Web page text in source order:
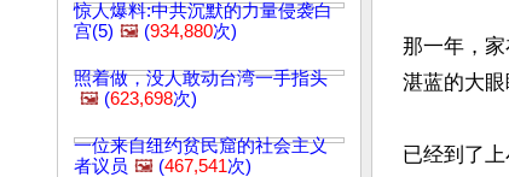
惊人爆料:中共沉默的力量侵袭白
宫(5) 🖼️ (934,880次)
照着做，没人敢动台湾一手指头
🖼️ (623,698次)
一位来自纽约贫民窟的社会主义
者议员 🖼️ (467,541次)
那一年，
湛蓝的大眼
已经到了